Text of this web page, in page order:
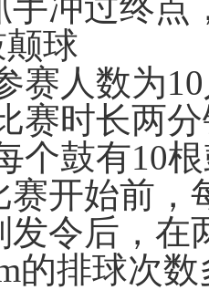
球
赛人数为10
赛时长两
个鼓有10
赛开始前，
发令后，在
的排球次